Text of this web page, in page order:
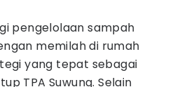
pengelolaan sampah
memilah di rumah
yang tepat sebagai
TPA Suwung. Selain